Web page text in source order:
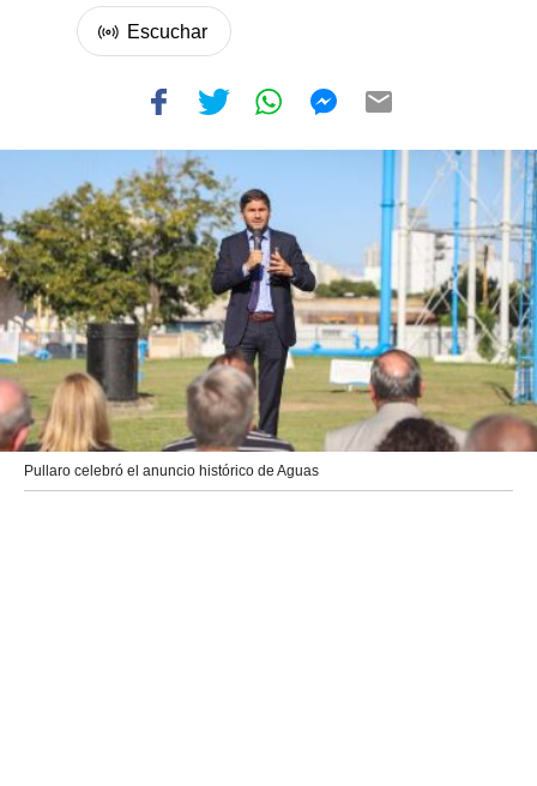
Pullaro celebró el anuncio histórico de Aguas